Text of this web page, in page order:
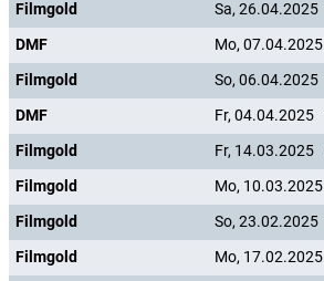
Filmgold
Sa, 26.04.2025
DMF
Mo, 07.04.2025
Filmgold
So, 06.04.2025
DMF
Fr, 04.04.2025
Filmgold
Fr, 14.03.2025
Filmgold
Mo, 10.03.2025
Filmgold
So, 23.02.2025
Filmgold
Mo, 17.02.2025